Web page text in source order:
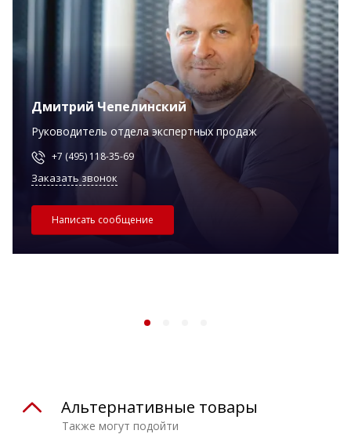
Дмитрий Чепелинский
Руководитель отдела экспертных продаж
+7 (495) 118-35-69
Заказать звонок
Написать сообщение
Также могут подойти
Альтернативные товары